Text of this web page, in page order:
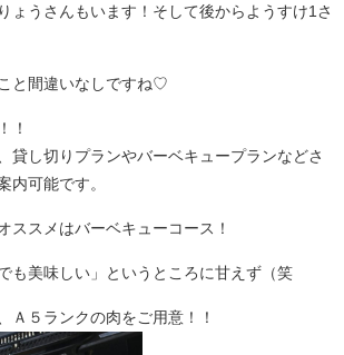
ょうさんもいます！そして後からようすけ1さ
と間違いなしですね♡
！
貸し切りプランやバーベキュープランなどさ
内可能です。
ススメはバーベキューコース！
も美味しい」というところに甘えず（笑
Ａ５ランクの肉をご用意！！